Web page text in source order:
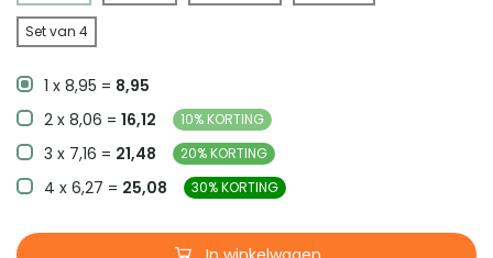
Set van 4
1 x 8,95 = 8,95
2 x 8,06 = 16,12 10% KORTING
3 x 7,16 = 21,48 20% KORTING
4 x 6,27 = 25,08 30% KORTING